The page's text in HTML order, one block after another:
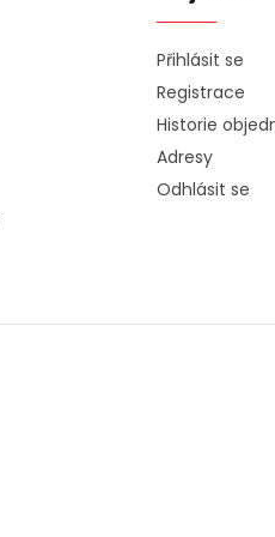
Přihlásit se
Registrace
Historie
Adresy
Odhlásit se